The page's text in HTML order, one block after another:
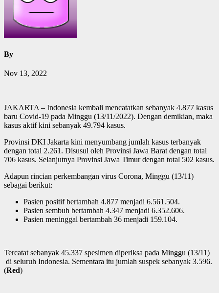
By
Nov 13, 2022
JAKARTA – Indonesia kembali mencatatkan sebanyak 4.877 kasus
baru Covid-19 pada Minggu (13/11/2022). Dengan demikian, maka
kasus aktif kini sebanyak 49.794 kasus.
Provinsi DKI Jakarta kini menyumbang jumlah kasus terbanyak
dengan total 2.261. Disusul oleh Provinsi Jawa Barat dengan total
706 kasus. Selanjutnya Provinsi Jawa Timur dengan total 502 kasus.
Adapun rincian perkembangan virus Corona, Minggu (13/11)
sebagai berikut:
Pasien positif bertambah 4.877 menjadi 6.561.504.
Pasien sembuh bertambah 4.347 menjadi 6.352.606.
Pasien meninggal bertambah 36 menjadi 159.104.
Tercatat sebanyak 45.337 spesimen diperiksa pada Minggu (13/11)
di seluruh Indonesia. Sementara itu jumlah suspek sebanyak 3.596.
(Red)